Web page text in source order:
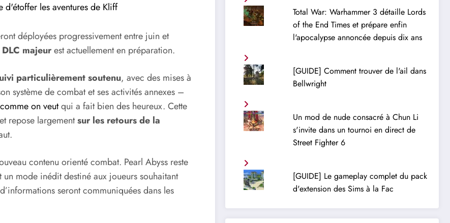
d'étoffer les aventures de Kliff
déployées progressivement entre juin et
DLC majeurest actuellement en préparation.
particulièrement soutenu, avec des mises à
système de combat et ses activités annexes –
on veutqui a fait bien des heureux. Cette
repose largementsur les retours de la
contenu orienté combat. Pearl Abyss reste
mode inédit destiné aux joueurs souhaitant
seront communiquées dans les
Total War: Warhammer 3 détaille Lords
of the End Times et prépare enfin
l'apocalypse annoncée depuis dix ans
[GUIDE] Comment trouver de l'ail dans
Bellwright
Un mod de nude consacré à Chun Li
s'invite dans un tournoi en direct de
Street Fighter 6
[GUIDE] Le gameplay complet du pack
d'extension des Sims à la Fac